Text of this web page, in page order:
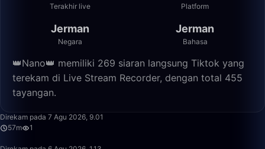
Terakhir live Platform
Jerman
Negara
Jerman
Bahasa
👑Nano👑 memiliki 269 siaran langsung Tiktok yang
terekam di Live Stream Recorder, dengan total 455
tayangan.
Direkam pada 7 Agu 2026, 9.01
57m
1